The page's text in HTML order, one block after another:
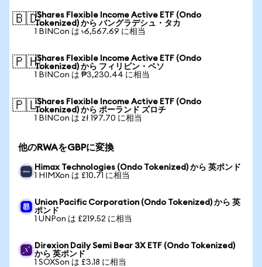
🇧🇩iShares Flexible Income Active ETF (Ondo
Tokenized) から バングラデシュ・タカ
1 BINCon は ৳6,567.69 に相当
🇵🇭iShares Flexible Income Active ETF (Ondo
Tokenized) から フィリピン・ペソ
1 BINCon は ₱3,230.44 に相当
🇵🇱iShares Flexible Income Active ETF (Ondo
Tokenized) から ポーランド ズロチ
1 BINCon は zł 197.70 に相当
他のRWAをGBPに変換
Himax Technologies (Ondo Tokenized) から 英ポンド
1 HIMXon は £10.71 に相当
Union Pacific Corporation (Ondo Tokenized) から 英
ポンド
1 UNPon は £219.52 に相当
Direxion Daily Semi Bear 3X ETF (Ondo Tokenized)
から 英ポンド
1 SOXSon は £3.18 に相当